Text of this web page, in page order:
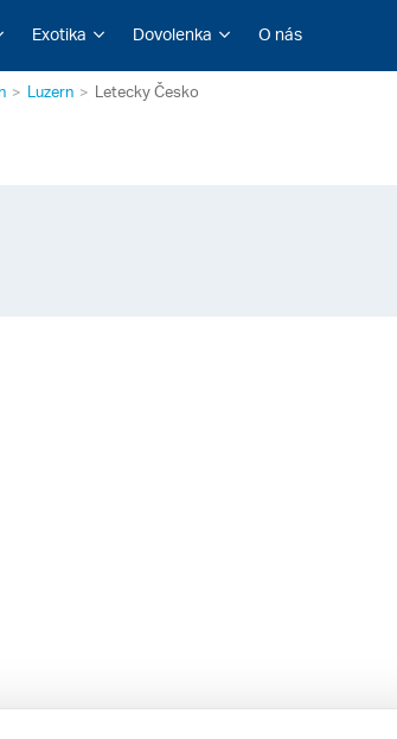
Exotika Dovolenka O nás
Luzern Letecky Česko